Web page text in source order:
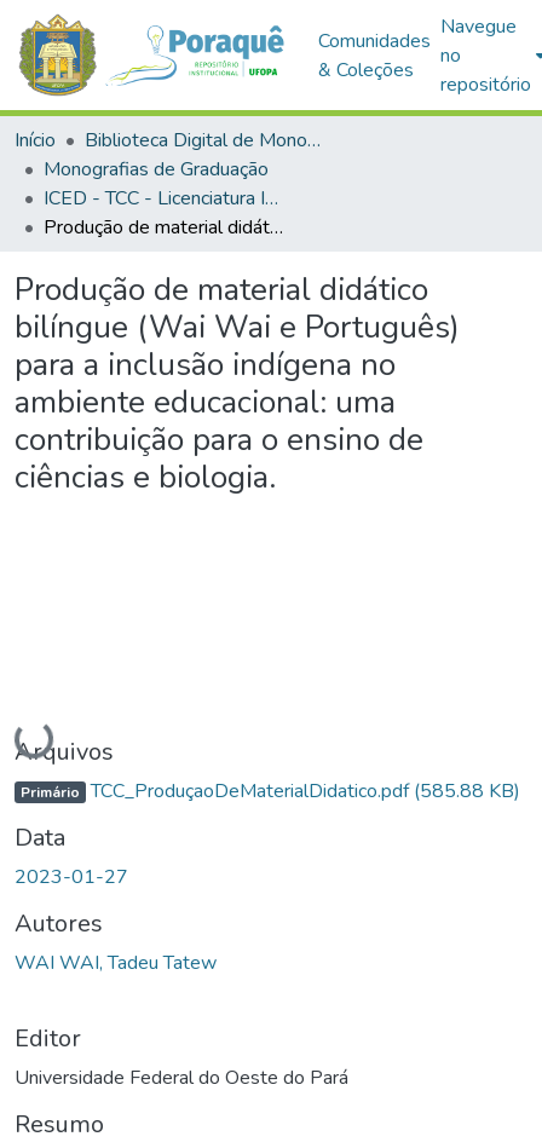
Comunidades
& Coleções
Navegue
no
repositório
Início
Biblioteca Digital de Monografias (BDM)
Monografias de Graduação
ICED - TCC - Licenciatura Integrada - Biologia e Química
Produção de material didático bilíngue (Wai Wai e Português) para a inclusão indígena no ambiente educacional: uma contribuição para o ensino de ciências e biologia.
Produção de material didático
bilíngue (Wai Wai e Português)
para a inclusão indígena no
ambiente educacional: uma
contribuição para o ensino de
ciências e biologia.
Carregando...
Arquivos
Primário TCC_ProduçaoDeMaterialDidatico.pdf(585.88 KB)
Data
2023-01-27
Autores
WAI WAI, Tadeu Tatew
Editor
Universidade Federal do Oeste do Pará
Resumo